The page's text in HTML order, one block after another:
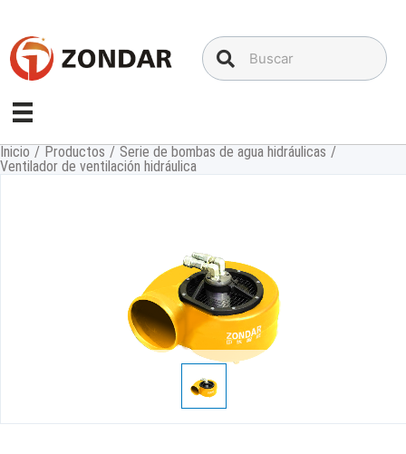
contenido
Inicio / Productos / Serie de bombas de agua hidráulicas /
Ventilador de ventilación hidráulica